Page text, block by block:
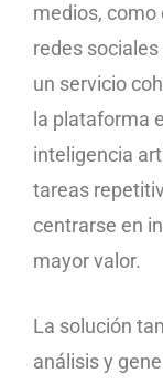
medios, como
redes
un servicio
la plataforma
inteligencia
tareas
centrarse en
mayor valor.
La solución
análisis y